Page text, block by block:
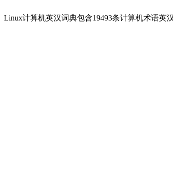
Linux计算机英汉词典包含19493条计算机术语英